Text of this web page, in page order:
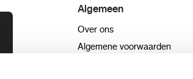
profiteer van snelle
✅ Vandaag besteld =
✅ 100% anonieme
Algemeen
Over ons
Algemene voorwaarden